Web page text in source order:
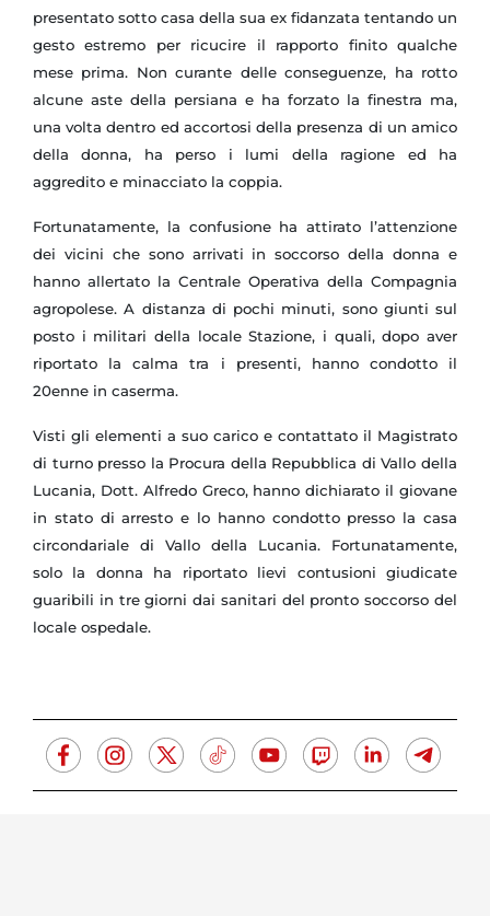
presentato sotto casa della sua ex fidanzata tentando un
gesto estremo per ricucire il rapporto finito qualche
mese prima. Non curante delle conseguenze, ha rotto
alcune aste della persiana e ha forzato la finestra ma,
una volta dentro ed accortosi della presenza di un amico
della donna, ha perso i lumi della ragione ed ha
aggredito e minacciato la coppia.
Fortunatamente, la confusione ha attirato l’attenzione
dei vicini che sono arrivati in soccorso della donna e
hanno allertato la Centrale Operativa della Compagnia
agropolese. A distanza di pochi minuti, sono giunti sul
posto i militari della locale Stazione, i quali, dopo aver
riportato la calma tra i presenti, hanno condotto il
20enne in caserma.
Visti gli elementi a suo carico e contattato il Magistrato
di turno presso la Procura della Repubblica di Vallo della
Lucania, Dott. Alfredo Greco, hanno dichiarato il giovane
in stato di arresto e lo hanno condotto presso la casa
circondariale di Vallo della Lucania. Fortunatamente,
solo la donna ha riportato lievi contusioni giudicate
guaribili in tre giorni dai sanitari del pronto soccorso del
locale ospedale.